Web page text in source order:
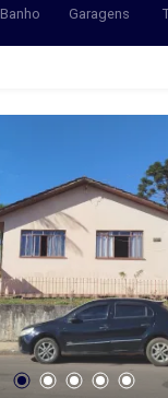
Banho Garagens